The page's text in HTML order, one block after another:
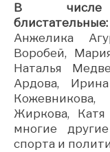
В числе
блистательные:
Анжелика
Воробей,
Наталья
Ардова,
Жиркова,
многие
спорта и